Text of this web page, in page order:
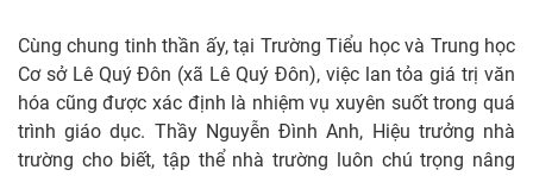
Cùng chung tinh thần ấy, tại Trường Tiểu học và Trung học
Cơ sở Lê Quý Đôn (xã Lê Quý Đôn), việc lan tỏa giá trị văn
hóa cũng được xác định là nhiệm vụ xuyên suốt trong quá
trình giáo dục. Thầy Nguyễn Đình Anh, Hiệu trưởng nhà
trường cho biết, tập thể nhà trường luôn chú trọng nâng